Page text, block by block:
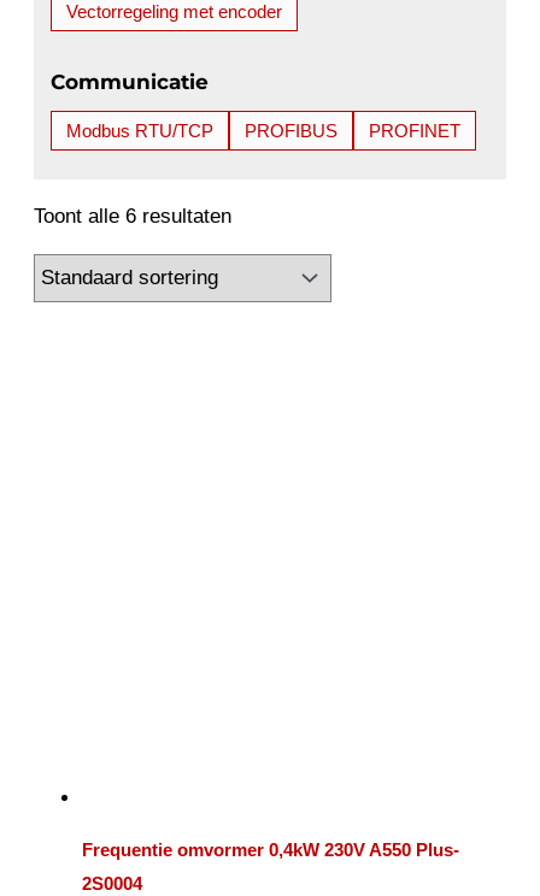
Vectorregeling met encoder
Communicatie
Modbus RTU/TCP PROFIBUS PROFINET
Toont alle 6 resultaten
Frequentie omvormer 0,4kW 230V A550 Plus-
2S0004